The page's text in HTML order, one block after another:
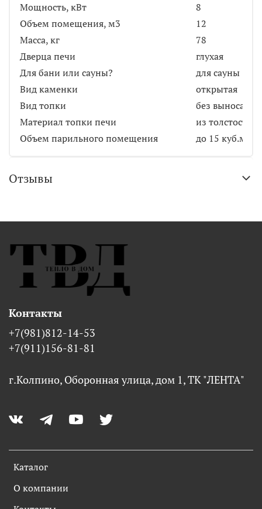
Мощность, кВт
8
Объем помещения, м3
12
Масса, кг
78
Дверца печи
глухая
Для бани или сауны?
для сауны
Вид каменки
открытая
Вид топки
без выноса
Материал топки печи
из
Объем парильного помещения
до 15 куб.м
Отзывы
Каталог
О компании
Контакты
+7(981)812-14-53
+7(911)156-81-81
г.Колпино, Оборонная улица, дом 1, ТК "ЛЕНТА"